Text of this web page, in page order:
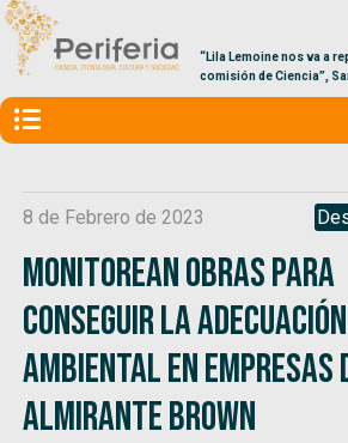
“Lila Lemoine nos va a
comisión de Ciencia”,
8 de Febrero de 2023
Monitorean obras para
conseguir la adecuación
ambiental en empresas
Almirante Brown